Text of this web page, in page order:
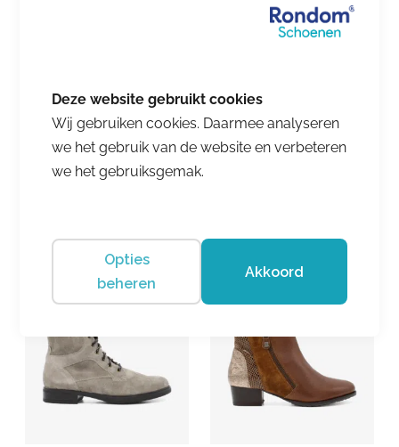
Q Fit Shoes
Nora 4107.01.001
Wij gebruiken cookies. Daarmee analyseren
we het gebruik van de website en verbeteren
we het gebruiksgemak.
Opties
beheren
Akkoord